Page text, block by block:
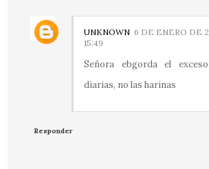
UNKNOWN 6 DE ENERO DE
15:49
Señora ebgorda el
diarias, no las harinas
Responder